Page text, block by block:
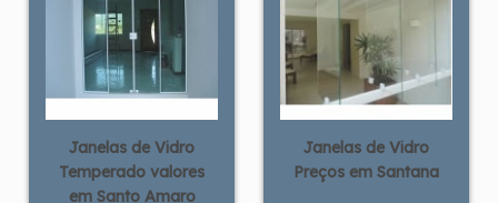
Janelas de Vidro
Temperado valores
em Santo Amaro
Janelas de Vidro
Preços em Santana